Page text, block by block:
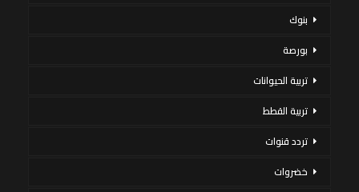
بنوك
بورصة
تربية الحيوانات
تربية القطط
تردد قنوات
خضروات